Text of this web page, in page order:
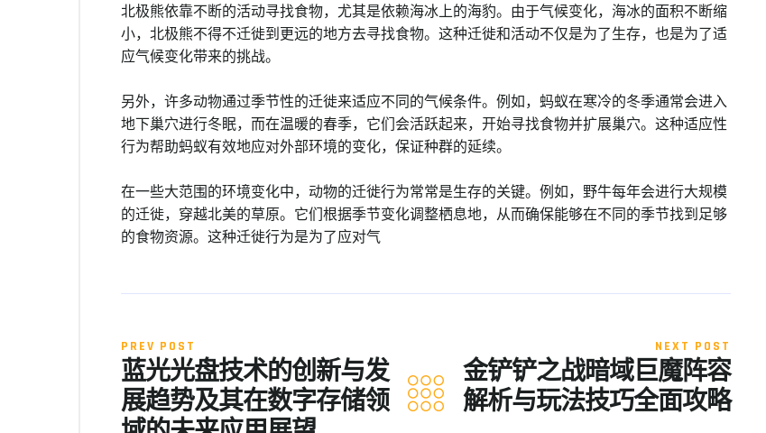
北极熊依靠不断的活动寻找食物，尤其是依赖海冰上的海豹。由于气候变化，海冰的面积不断缩
小，北极熊不得不迁徙到更远的地方去寻找食物。这种迁徙和活动不仅是为了生存，也是为了适
应气候变化带来的挑战。
另外，许多动物通过季节性的迁徙来适应不同的气候条件。例如，蚂蚁在寒冷的冬季通常会进入
地下巢穴进行冬眠，而在温暖的春季，它们会活跃起来，开始寻找食物并扩展巢穴。这种适应性
行为帮助蚂蚁有效地应对外部环境的变化，保证种群的延续。
在一些大范围的环境变化中，动物的迁徙行为常常是生存的关键。例如，野牛每年会进行大规模
的迁徙，穿越北美的草原。它们根据季节变化调整栖息地，从而确保能够在不同的季节找到足够
的食物资源。这种迁徙行为是为了应对气
PREV POST
蓝光光盘技术的创新与发
展趋势及其在数字存储领
NEXT POST
金铲铲之战暗域巨魔阵容
解析与玩法技巧全面攻略